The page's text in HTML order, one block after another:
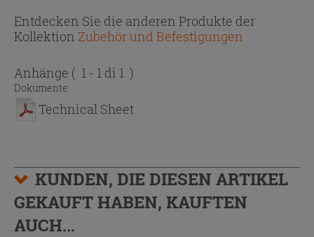
Entdecken Sie die anderen Produkte der
Kollektion Zubehör und Befestigungen
Anhänge ( 1 - 1 di 1 )
Dokumente
Technical Sheet
KUNDEN, DIE DIESEN ARTIKEL
GEKAUFT HABEN, KAUFTEN
AUCH...